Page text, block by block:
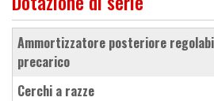
ammortizzatore posteriore regolabile in estensione e
precarico
cerchi a razze